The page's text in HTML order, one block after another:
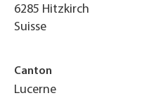
6285 Hitzkirch
Suisse
Canton
Lucerne